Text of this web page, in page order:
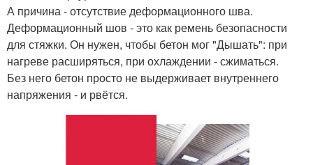
А причина - отсутствие деформационного шва.
Деформационный шов - это как ремень безопасности
для стяжки. Он нужен, чтобы бетон мог "Дышать": при
нагреве расширяться, при охлаждении - сжиматься.
Без него бетон просто не выдерживает внутреннего
напряжения - и рвётся.